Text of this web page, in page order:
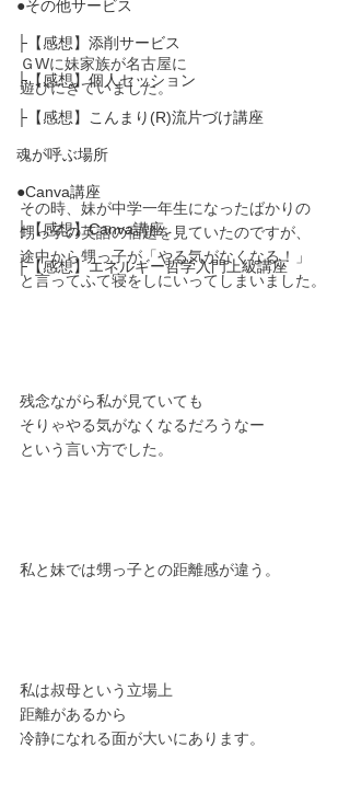
●その他サービス
├【感想】添削サービス
├【感想】個人セッション
├【感想】こんまり(R)流片づけ講座
魂が呼ぶ場所
●Canva講座
├【感想】Canva講座
├【感想】エネルギー哲学入門上級講座
ＧWに妹家族が名古屋に
遊びにきていました。
その時、妹が中学一年生になったばかりの
甥っ子の英語の宿題を見ていたのですが、
途中から甥っ子が「やる気がなくなる！」
と言ってふて寝をしにいってしまいました。
残念ながら私が見ていても
そりゃやる気がなくなるだろうなー
という言い方でした。
私と妹では甥っ子との距離感が違う。
私は叔母という立場上
距離があるから
冷静になれる面が大いにあります。